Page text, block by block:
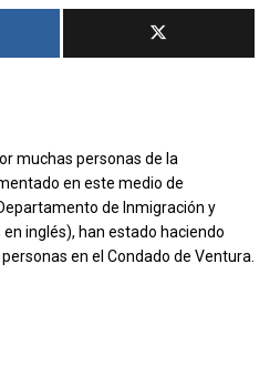
muchas personas de la
en este medio de
de Inmigración y
inglés), han estado haciendo
en el Condado de Ventura.